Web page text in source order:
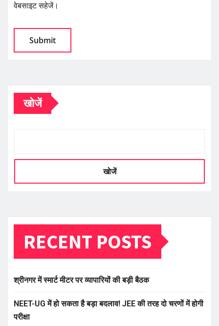
वेबसाइट सहेजें।
खोजें
खोजें
RECENT POSTS
श्रीनगर में स्मार्ट मीटर पर व्यापारियों की बड़ी बैठक
NEET-UG में हो सकता है बड़ा बदलाव! JEE की तरह दो चरणों में होगी
परीक्षा